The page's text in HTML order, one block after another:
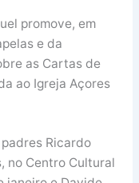
promove, em
e da
as Cartas de
ao Igreja Açores
Ricardo
no Centro Cultural